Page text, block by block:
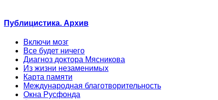
Публицистика. Архив
Включи мозг
Все будет ничего
Диагноз доктора Мясникова
Из жизни незаменимых
Карта памяти
Международная благотворительность
Окна Русфонда